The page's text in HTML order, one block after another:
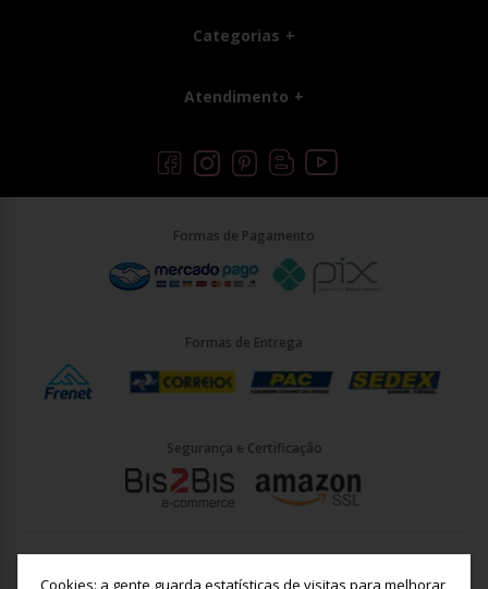
Cookies: a gente guarda estatísticas de visitas para melhorar
Categorias
Atendimento
Formas de Pagamento
Formas de Entrega
Segurança e Certificação
João José Rodrigues 21, Jundiaí - SP - CEP: 13201-001